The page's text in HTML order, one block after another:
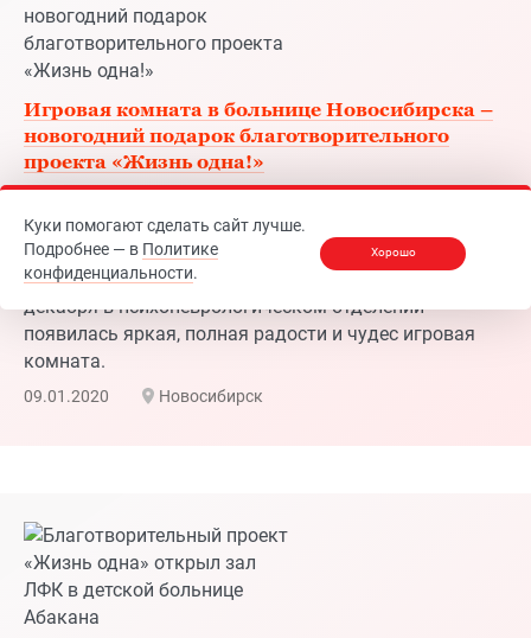
проекта «Жизнь одна!»
От Нового года, пожалуй, каждый ждёт ощущения
праздника и чудес. Надежды на чудо пациентов
городской детской клинической больницы скорой
помощи Новосибирска оказались не напрасны: 27
декабря в психоневрологическом отделении
появилась яркая, полная радости и чудес игровая
09.01.2020 Новосибирск
открыл зал ЛФК в детской больнице Абакана
12 ноября Республиканская детская клиническая
больница в столице Хакасии озарилась светом
детских улыбок – именно в этот день долгожданный
Куки помогают сделать сайт лучше.
Подробнее — в Политике
конфиденциальности.
Хорошо